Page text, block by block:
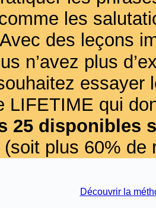
les
des leçons
n’avez plus
essayer
LIFETIME qui
25 disponibles
(soit plus 60% de
Découvrir la